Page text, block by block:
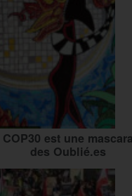
est une
des Oublié.es